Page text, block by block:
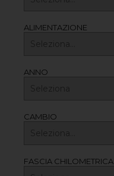
ALIMENTAZIONE
ANNO
CAMBIO
FASCIA CHILOMETRICA